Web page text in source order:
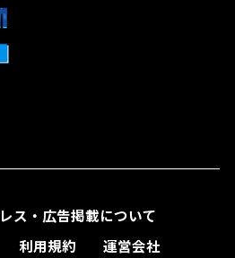
ス・広告掲載について
利用規約 運営会社